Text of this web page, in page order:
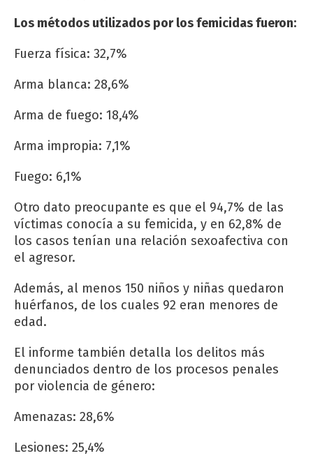
Los métodos utilizados por los femicidas fueron:
Fuerza física: 32,7%
Arma blanca: 28,6%
Arma de fuego: 18,4%
Arma impropia: 7,1%
Fuego: 6,1%
Otro dato preocupante es que el 94,7% de las
víctimas conocía a su femicida, y en 62,8% de
los casos tenían una relación sexoafectiva con
el agresor.
Además, al menos 150 niños y niñas quedaron
huérfanos, de los cuales 92 eran menores de
edad.
El informe también detalla los delitos más
denunciados dentro de los procesos penales
por violencia de género:
Amenazas: 28,6%
Lesiones: 25,4%